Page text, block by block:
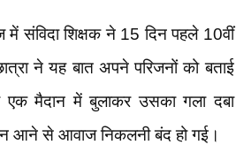
संविदा शिक्षक ने 15 दिन पहले 10वीं
ने यह बात अपने परिजनों को बताई
मैदान में बुलाकर उसका गला दबा
आने से आवाज निकलनी बंद हो गई।